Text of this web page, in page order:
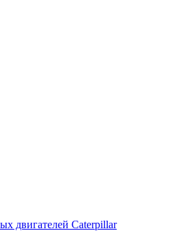
двигателей Caterpillar